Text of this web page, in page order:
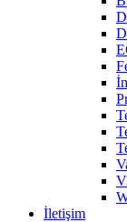
İletişim